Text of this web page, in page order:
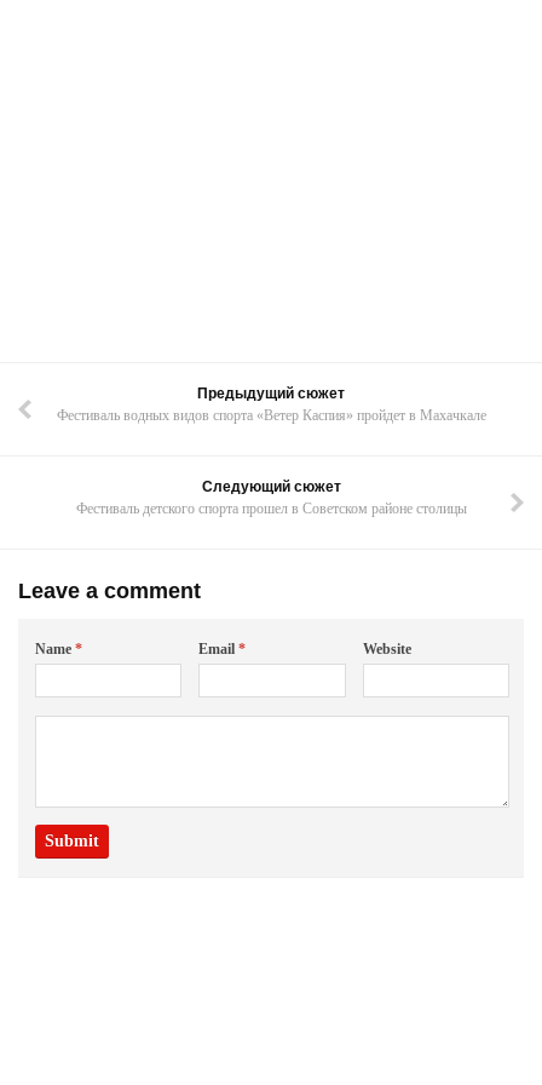
Предыдущий сюжет
Фестиваль водных видов спорта «Ветер Каспия» пройдет в Махачкале
Следующий сюжет
Фестиваль детского спорта прошел в Советском районе столицы
Leave a comment
Name * Email* Website